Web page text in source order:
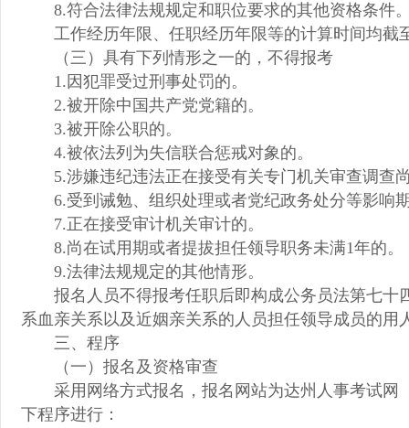
8.符合法律法规规定和职位要求的其他资格条件
工作经历年限、任职经历年限等的计算时间均截
（三）具有下列情形之一的，不得报考
1.因犯罪受过刑事处罚的。
2.被开除中国共产党党籍的。
3.被开除公职的。
4.被依法列为失信联合惩戒对象的。
5.涉嫌违纪违法正在接受有关专门机关审查调查
6.受到诫勉、组织处理或者党纪政务处分等影响
7.正在接受审计机关审计的。
8.尚在试用期或者提拔担任领导职务未满1年的。
9.法律法规规定的其他情形。
报名人员不得报考任职后即构成公务员法第七
系血亲关系以及近姻亲关系的人员担任领导成员的用
三、程序
（一）报名及资格审查
采用网络方式报名，报名网站为达州人事考试网
下程序进行：